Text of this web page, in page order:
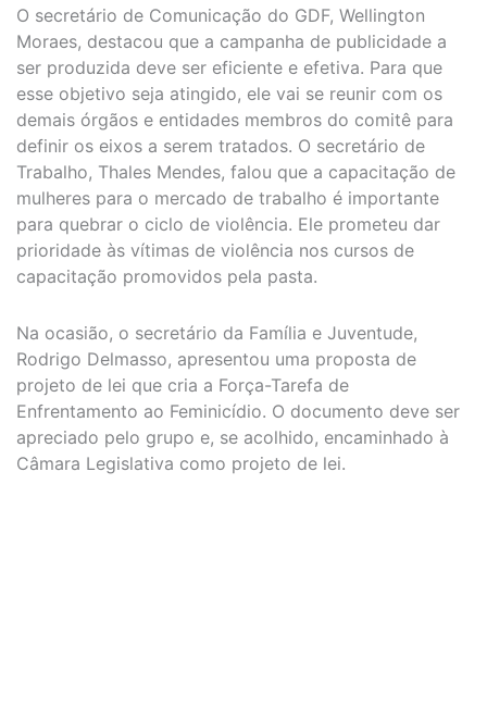
O secretário de Comunicação do GDF, Wellington
Moraes, destacou que a campanha de publicidade a
ser produzida deve ser eficiente e efetiva. Para que
esse objetivo seja atingido, ele vai se reunir com os
demais órgãos e entidades membros do comitê para
definir os eixos a serem tratados. O secretário de
Trabalho, Thales Mendes, falou que a capacitação de
mulheres para o mercado de trabalho é importante
para quebrar o ciclo de violência. Ele prometeu dar
prioridade às vítimas de violência nos cursos de
capacitação promovidos pela pasta.
Na ocasião, o secretário da Família e Juventude,
Rodrigo Delmasso, apresentou uma proposta de
projeto de lei que cria a Força-Tarefa de
Enfrentamento ao Feminicídio. O documento deve ser
apreciado pelo grupo e, se acolhido, encaminhado à
Câmara Legislativa como projeto de lei.